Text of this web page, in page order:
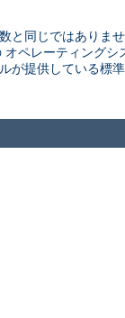
と同じではありま
ペレーティング
提供している標